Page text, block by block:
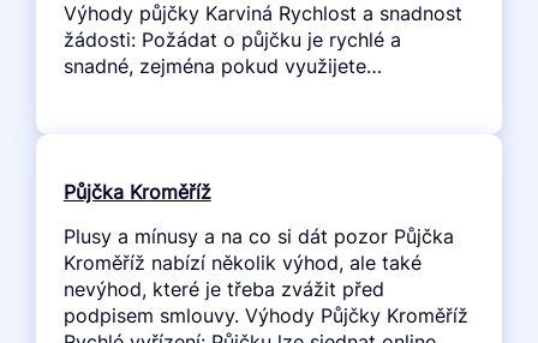
Výhody půjčky Karviná Rychlost a snadnost
žádosti: Požádat o půjčku je rychlé a
snadné, zejména pokud využijete…
Půjčka Kroměříž
Plusy a mínusy a na co si dát pozor Půjčka
Kroměříž nabízí několik výhod, ale také
nevýhod, které je třeba zvážit před
podpisem smlouvy. Výhody Půjčky Kroměříž